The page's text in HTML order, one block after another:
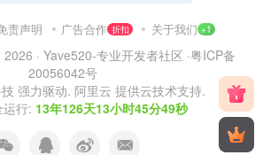
责声明 广告合作 折扣 关于我们 +1
· Yave520-专业开发者社区 ·粤ICP备
20056042号
强力驱动. 阿里云 提供云技术支持.
行: 13年126天13小时45分50秒